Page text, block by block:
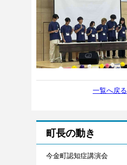
一覧へ戻る
町長の動き
今金町認知症講演会